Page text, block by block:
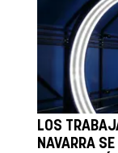
LOS
NAVARRA